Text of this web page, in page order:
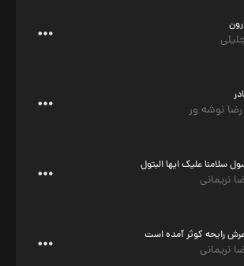
نوشه ور
سلامنا علیک ایها البتول
نریمانی
رایحه کوثر آمده است
نریمانی